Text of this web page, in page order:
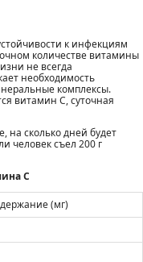
к инфекциям
количестве витамины
не всегда
необходимость
комплексы.
витамин С, суточная
на сколько дней будет
человек съел 200 г
С
(мг)